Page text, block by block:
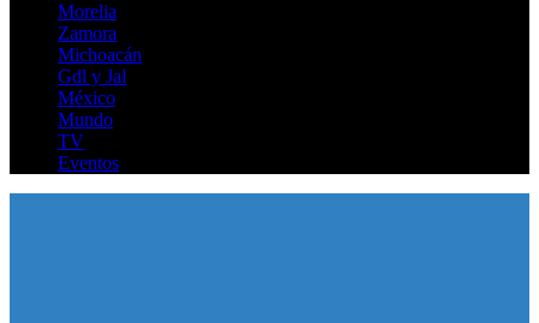
Morelia
Zamora
Michoacán
Gdl y Jal
México
Mundo
TV
Eventos